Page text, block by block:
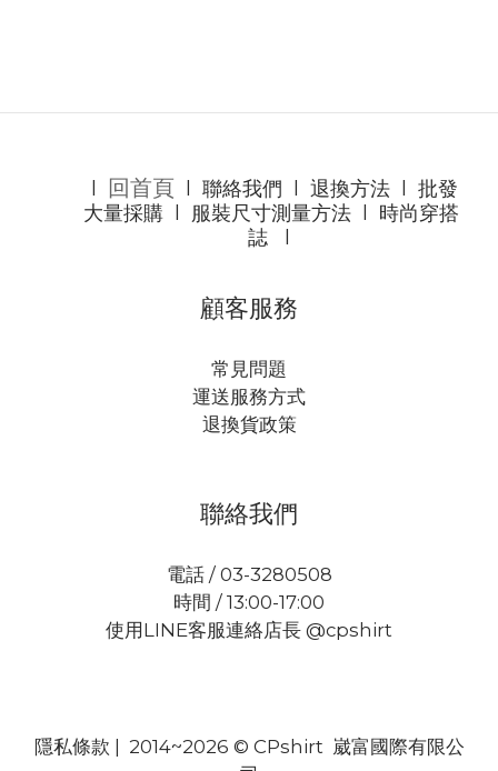
回首頁 聯絡我們 退換方法l 批發
大量採購
服裝尺寸測量方法
時尚穿搭
誌l
顧客服務
常見問題
運送服務方式
退換貨政策
聯絡我們
電話 / 03-3280508
時間 / 13:00-17:00
使用LINE客服連絡店長 @cpshirt
隱私條款 | 2014~2026 © CPshirt 崴富國際有限公